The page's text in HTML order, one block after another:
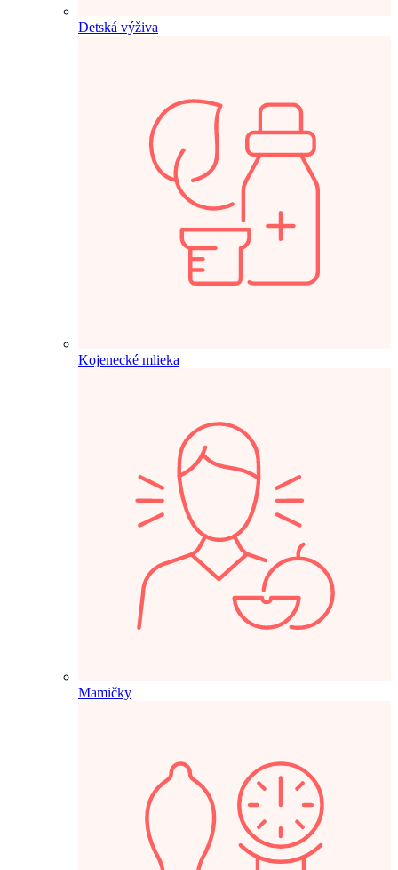
Detská výživa
Kojenecké mlieka
Mamičky